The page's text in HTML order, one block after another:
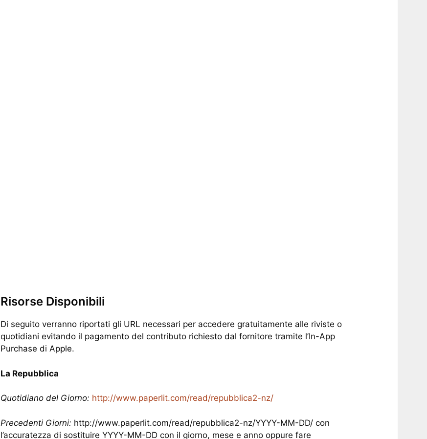
Risorse Disponibili
Di seguito verranno riportati gli URL necessari per accedere gratuitamente alle riviste o
quotidiani evitando il pagamento del contributo richiesto dal fornitore tramite l’In-App
Purchase di Apple.
La Repubblica
Quotidiano del Giorno: http://www.paperlit.com/read/repubblica2-nz/
Precedenti Giorni: http://www.paperlit.com/read/repubblica2-nz/YYYY-MM-DD/ con
l’accuratezza di sostituire YYYY-MM-DD con il giorno, mese e anno oppure fare